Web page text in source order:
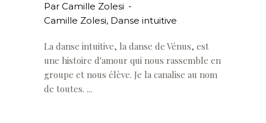
Par Camille Zolesi
Camille Zolesi, Danse intuitive
La danse intuitive, la danse de Vénus, est
une histoire d'amour qui nous rassemble en
groupe et nous élève. Je la canalise au nom
de toutes.